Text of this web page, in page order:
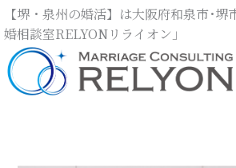
容
ス
キ
【堺・泉州の婚活】は大阪府和泉市･
婚相談室RELYONリライオン」